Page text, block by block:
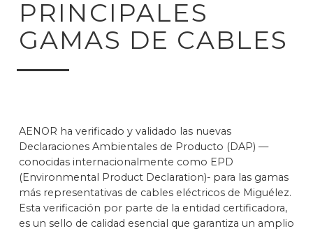
PRINCIPALES
GAMAS DE CABLES
AENOR ha verificado y validado las nuevas
Declaraciones Ambientales de Producto (DAP) —
conocidas internacionalmente como EPD
(Environmental Product Declaration)- para las gamas
más representativas de cables eléctricos de Miguélez.
Esta verificación por parte de la entidad certificadora,
es un sello de calidad esencial que garantiza un amplio